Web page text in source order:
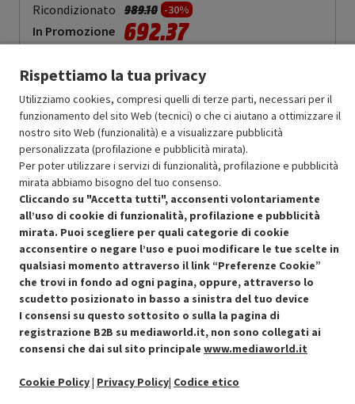
Ricondizionato Prezzo ridotto da
989.10a-30%
In Promozione 692.37
Aggiungi al carrello
SCONTO RICONDIZIONATI
Approfitta dello sconto del 30% sul prodotto ricondizionato.
Condizioni generali di vendita
Cookie Policy
Preferenze cookie
Recedere dal contratto qui
Rispettiamo la tua privacy
Utilizziamo cookies, compresi quelli di terze parti, necessari per il
funzionamento del sito Web (tecnici) o che ci aiutano a ottimizzare il
nostro sito Web (funzionalità) e a visualizzare pubblicità
personalizzata (profilazione e pubblicità mirata).
Per poter utilizzare i servizi di funzionalità, profilazione e pubblicità
mirata abbiamo bisogno del tuo consenso.
Cliccando su "Accetta tutti", acconsenti volontariamente
all’uso di cookie di funzionalità, profilazione e pubblicità
mirata. Puoi scegliere per quali categorie di cookie
acconsentire o negare l’uso e puoi modificare le tue scelte in
qualsiasi momento attraverso il link “Preferenze Cookie”
che trovi in fondo ad ogni pagina, oppure, attraverso lo
scudetto posizionato in basso a sinistra del tuo device
I consensi su questo sottosito o sulla la pagina di
registrazione B2B su mediaworld.it, non sono collegati ai
consensi che dai sul sito principale www.mediaworld.it
Cookie Policy| Privacy Policy| Codice etico